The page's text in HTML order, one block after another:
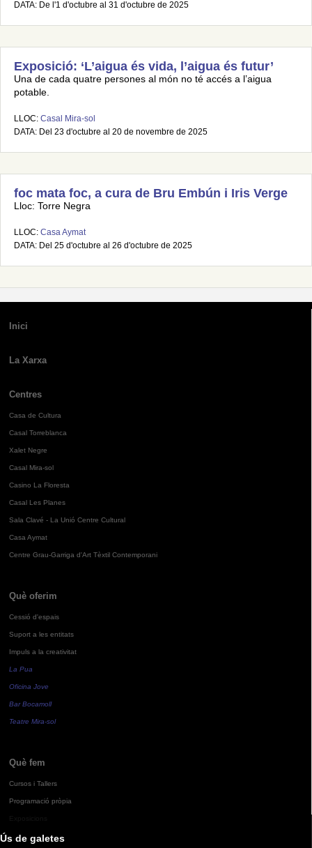
Ús de galetes
DATA: De l'1 d'octubre al 31 d'octubre de 2025
Exposició: ‘L’aigua és vida, l’aigua és futur’
Una de cada quatre persones al món no té accés a l’aigua
potable.
LLOC: Casal Mira-sol
DATA: Del 23 d'octubre al 20 de novembre de 2025
foc mata foc, a cura de Bru Embún i Iris Verge
Lloc: Torre Negra
LLOC: Casa Aymat
DATA: Del 25 d'octubre al 26 d'octubre de 2025
Inici
La Xarxa
Centres
Casa de Cultura
Casal Torreblanca
Xalet Negre
Casal Mira-sol
Casino La Floresta
Casal Les Planes
Sala Clavé - La Unió Centre Cultural
Casa Aymat
Centre Grau-Garriga d'Art Tèxtil Contemporani
Què oferim
Cessió d'espais
Suport a les entitats
Impuls a la creativitat
La Pua
Oficina Jove
Bar Bocamoll
Teatre Mira-sol
Què fem
Cursos i Tallers
Programació pròpia